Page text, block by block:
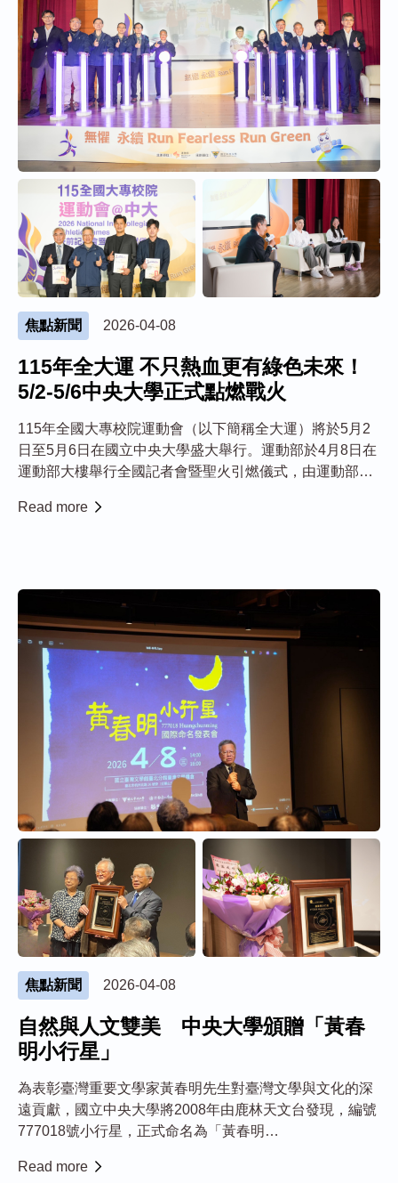
焦點新聞 2026-04-08
115年全大運 不只熱血更有綠色未來！
5/2-5/6中央大學正式點燃戰火
115年全國大專校院運動會（以下簡稱全大運）將於5月2
日至5月6日在國立中央大學盛大舉行。運動部於4月8日在
運動部大樓舉行全國記者會暨聖火引燃儀式，由運動部常
賓見證下，正式點燃象徵勇氣與熱情的聖火，宣告全臺頂
Read more
焦點新聞 2026-04-08
自然與人文雙美 中央大學頒贈「黃春
明小行星」
為表彰臺灣重要文學家黃春明先生對臺灣文學與文化的深
遠貢獻，國立中央大學將2008年由鹿林天文台發現，編號
777018號小行星，正式命名為「黃春明
基金會、黃大魚兒童劇團於4月8日在臺灣文學糧倉舉行小
Read more